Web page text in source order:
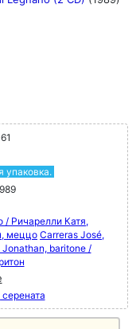
упаковка.
/ Ричарелли Катя,
меццо Carreras José,
Jonathan, baritone /